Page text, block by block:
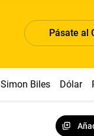
Pásate al
Simon Biles Dólar